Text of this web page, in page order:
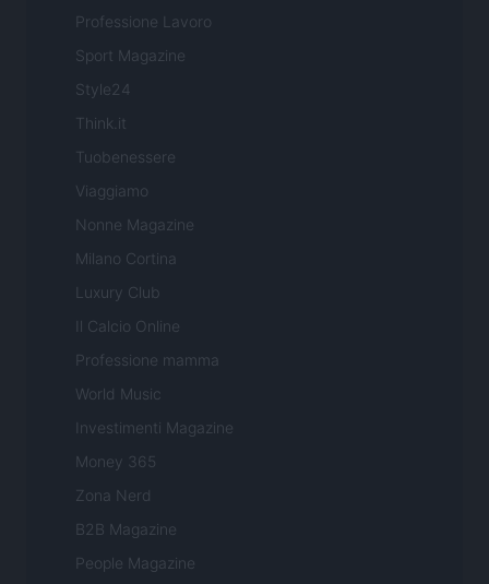
Professione Lavoro
Sport Magazine
Style24
Think.it
Tuobenessere
Viaggiamo
Nonne Magazine
Milano Cortina
Luxury Club
Il Calcio Online
Professione mamma
World Music
Investimenti Magazine
Money 365
Zona Nerd
B2B Magazine
People Magazine